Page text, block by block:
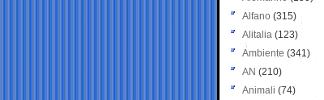
Alfano (315)
Alitalia (123)
Ambiente (341)
AN (210)
Animali (74)